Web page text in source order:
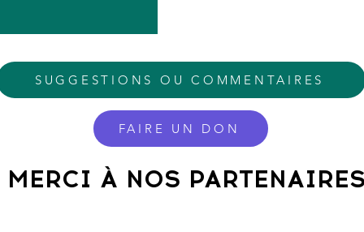
SUGGESTIONS OU COMMENTAIRES
FAIRE UN DON
MERCI À NOS PARTENAIRES